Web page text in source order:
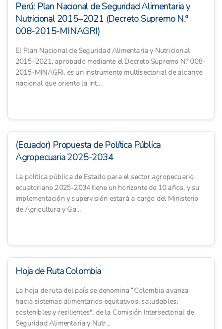
Perú: Plan Nacional de Seguridad Alimentaria y
Nutricional 2015–2021 (Decreto Supremo N.º
008-2015-MINAGRI)
El Plan Nacional de Seguridad Alimentaria y Nutricional
2015–2021, aprobado mediante el Decreto Supremo N.º 008-
2015-MINAGRI, es un instrumento multisectorial de alcance
nacional que orienta la int...
(Ecuador) Propuesta de Política Pública
Agropecuaria 2025-2034
La política pública de Estado para el sector agropecuario
ecuatoriano 2025-2034 tiene un horizonte de 10 años, y su
implementación y supervisión estará a cargo del Ministerio
de Agricultura y Ga...
Hoja de Ruta Colombia
La hoja de ruta del país se denomina “Colombia avanza
hacia sistemas alimentarios equitativos, saludables,
sostenibles y resilientes", de la Comisión Intersectorial de
Seguridad Alimentaria y Nutr...